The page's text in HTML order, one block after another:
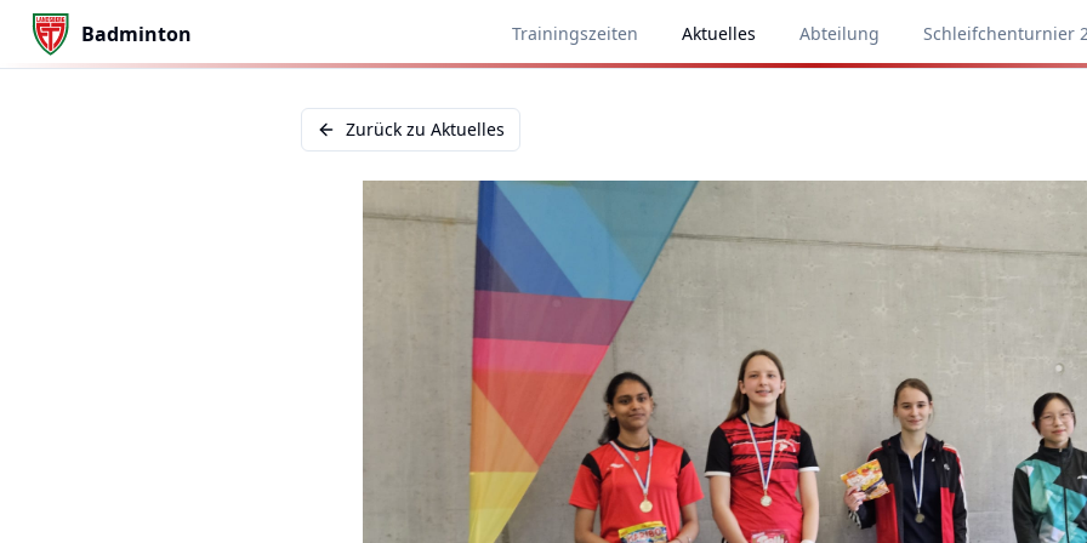
Badminton Trainingszeiten Aktuelles Abteilung Schleifchenturnier
Zurück zu Aktuelles